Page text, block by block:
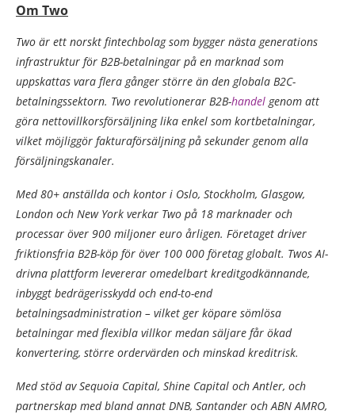
Om Two
Two är ett norskt fintechbolag som bygger nästa generations
infrastruktur för B2B-betalningar på en marknad som
uppskattas vara flera gånger större än den globala B2C-
betalningssektorn. Two revolutionerar B2B-handel genom att
göra nettovillkorsförsäljning lika enkel som kortbetalningar,
vilket möjliggör fakturaförsäljning på sekunder genom alla
försäljningskanaler.
Med 80+ anställda och kontor i Oslo, Stockholm, Glasgow,
London och New York verkar Two på 18 marknader och
processar över 900 miljoner euro årligen. Företaget driver
friktionsfria B2B-köp för över 100 000 företag globalt. Twos AI-
drivna plattform levererar omedelbart kreditgodkännande,
inbyggt bedrägerisskydd och end-to-end
betalningsadministration – vilket ger köpare sömlösa
betalningar med flexibla villkor medan säljare får ökad
konvertering, större ordervärden och minskad kreditrisk.
Med stöd av Sequoia Capital, Shine Capital och Antler, och
partnerskap med bland annat DNB, Santander och ABN AMRO,